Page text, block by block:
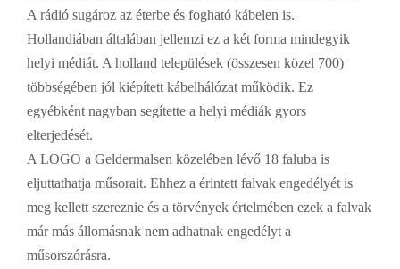
A rádió sugároz az éterbe és fogható kábelen is.
Hollandiában általában jellemzi ez a két forma mindegyik
helyi médiát. A holland települések (összesen közel 700)
többségében jól kiépített kábelhálózat működik. Ez
egyébként nagyban segítette a helyi médiák gyors
elterjedését.
A LOGO a Geldermalsen közelében lévő 18 faluba is
eljuttathatja műsorait. Ehhez a érintett falvak engedélyét is
meg kellett szereznie és a törvények értelmében ezek a falvak
már más állomásnak nem adhatnak engedélyt a
műsorszórásra.